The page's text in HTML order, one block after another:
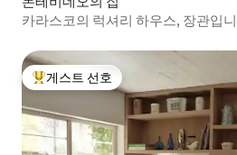
카라스코의 럭셔리 하우스, 장관입
상위 게스트 선호
게스트 선호